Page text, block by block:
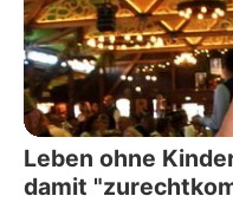
Leben ohne
damit